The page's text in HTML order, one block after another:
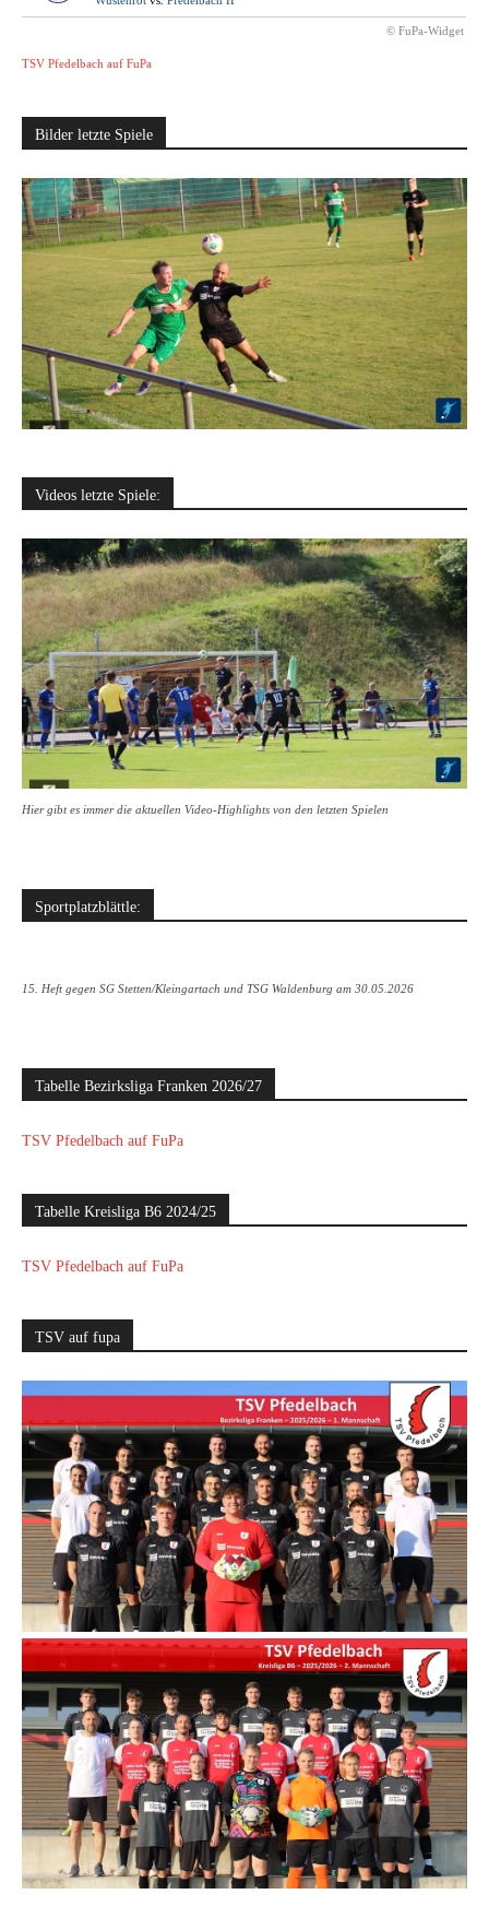
© FuPa-Widget
TSV Pfedelbach auf FuPa
Bilder letzte Spiele
Videos letzte Spiele:
Hier gibt es immer die aktuellen Video-Highlights von den letzten Spielen
Sportplatzblättle:
15. Heft gegen SG Stetten/Kleingartach und TSG Waldenburg am 30.05.2026
Tabelle Bezirksliga Franken 2026/27
TSV Pfedelbach auf FuPa
Tabelle Kreisliga B6 2024/25
TSV Pfedelbach auf FuPa
TSV auf fupa